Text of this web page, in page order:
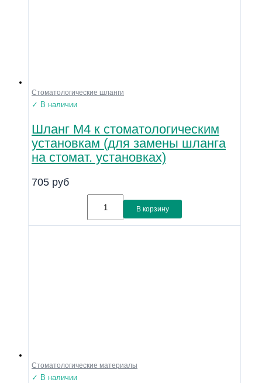
Стоматологические шланги
✓ В наличии
Шланг М4 к стоматологическим
установкам (для замены шланга
на стомат. установках)
705 руб
В корзину
Стоматологические материалы
✓ В наличии